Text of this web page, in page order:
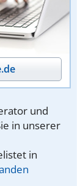
und
in unserer
in